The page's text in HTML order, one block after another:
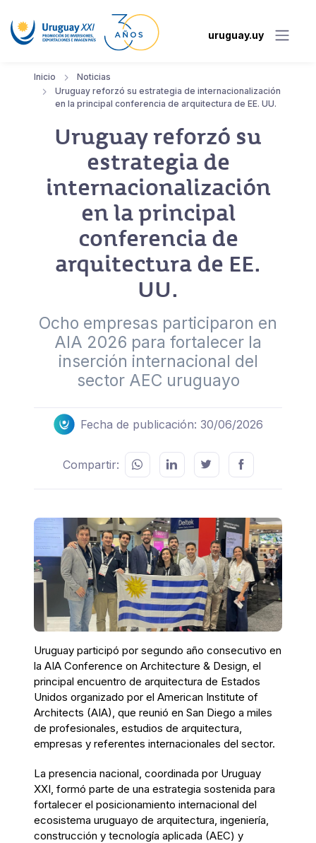
uruguay.uy
Inicio
Noticias
Uruguay reforzó su estrategia de internacionalización
en la principal conferencia de arquitectura de EE. UU.
Uruguay reforzó su
estrategia de
internacionalización
en la principal
conferencia de
arquitectura de EE.
UU.
Ocho empresas participaron en
AIA 2026 para fortalecer la
inserción internacional del
sector AEC uruguayo
Fecha de publicación: 30/06/2026
Compartir:
Uruguay participó por segundo año consecutivo en
la AIA Conference on Architecture & Design, el
principal encuentro de arquitectura de Estados
Unidos organizado por el American Institute of
Architects (AIA), que reunió en San Diego a miles
de profesionales, estudios de arquitectura,
empresas y referentes internacionales del sector.
La presencia nacional, coordinada por Uruguay
XXI, formó parte de una estrategia sostenida para
fortalecer el posicionamiento internacional del
ecosistema uruguayo de arquitectura, ingeniería,
construcción y tecnología aplicada (AEC) y